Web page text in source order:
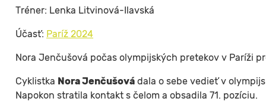
Tréner: Lenka Litvinová-Ilavská
Účasť: Paríž 2024
Nora Jenčušová počas olympijských pretekov v Paríži
Cyklistka Nora Jenčušová dala o sebe vedieť v
Napokon stratila kontakt s čelom a obsadila 71. pozíciu.